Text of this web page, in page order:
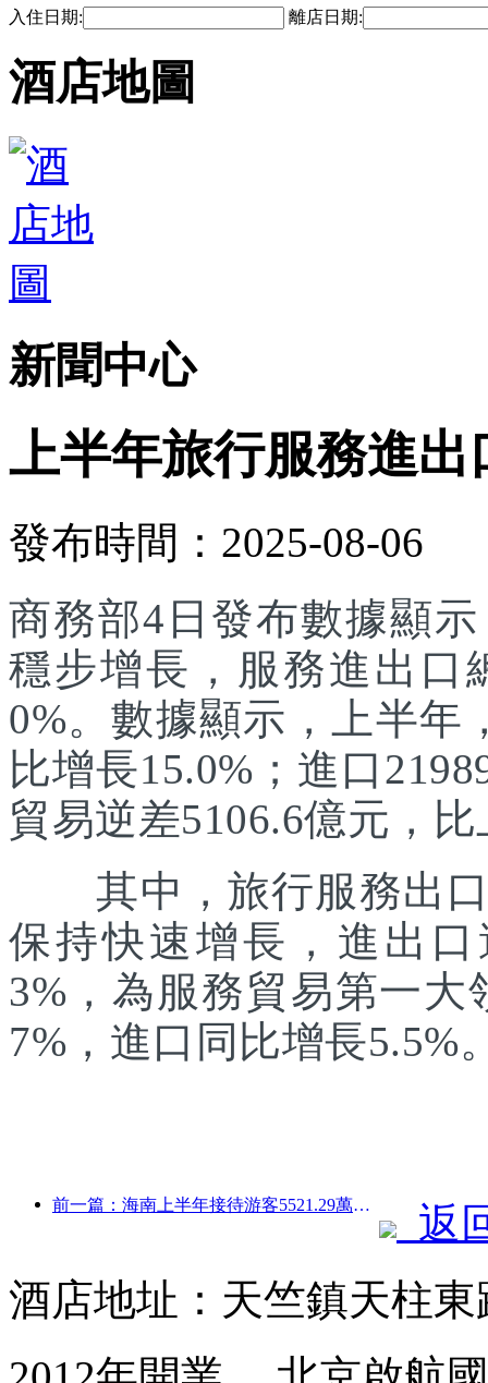
入住日期: 離店日期:
酒店地圖
新聞中心
上半年旅行服務進出
發布時間：2025-08-06
商務部4日發布數據顯
穩步增長，服務進出口
0%。數據顯示，上半年
比增長15.0%；進口
貿易逆差5106.6億元，
其中，旅行服務出口
保持快速增長，進出口
3%，為服務貿易第一
7%，進口同比增長5.5%
前一篇：海南上半年接待游客5521.29萬人次
返
酒店地址：天竺鎮天柱東